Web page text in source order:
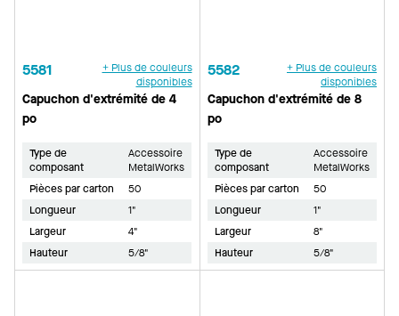
5581
+ Plus de couleurs
disponibles
Capuchon d'extrémité de 4
po
Type de
composant
Accessoire
MetalWorks
Pièces par carton
50
Longueur
1"
Largeur
4"
Hauteur
5/8"
5582
+ Plus de couleurs
disponibles
Capuchon d'extrémité de 8
po
Type de
composant
Accessoire
MetalWorks
Pièces par carton
50
Longueur
1"
Largeur
8"
Hauteur
5/8"